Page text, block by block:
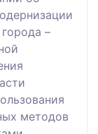
–
методов